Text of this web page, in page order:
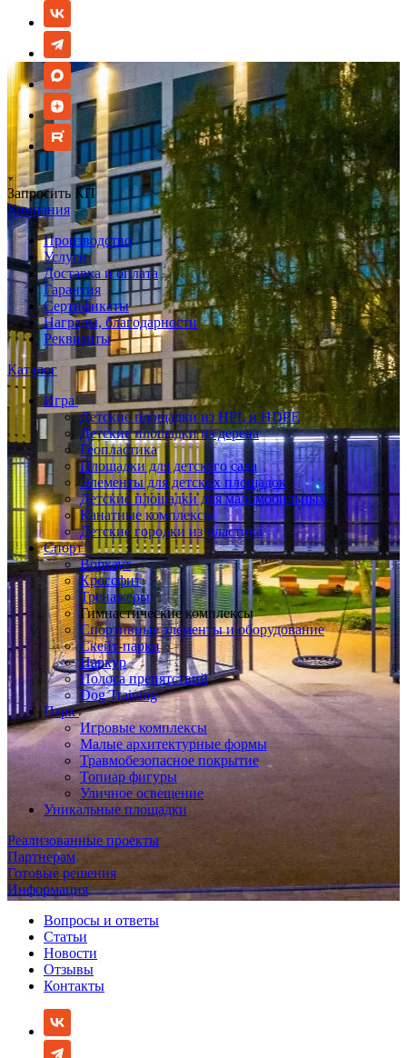
Запросить КП
Компания
Производство
Услуги
Доставка и оплата
Гарантия
Сертификаты
Награды, благодарности
Реквизиты
Каталог
Игра
Детские площадки из HPL и HDPE
Детские площадки из дерева
Геопластика
Площадки для детского сада
Элементы для детских площадок
Детские площадки для маломобильных
Канатные комплексы
Детские городки из пластика
Спорт
Воркаут
Кроссфит
Тренажеры
Гимнастические комплексы
Спортивные элементы и оборудование
Скейт-парки
Паркур
Полоса препятствий
Dog Training
Парк
Игровые комплексы
Малые архитектурные формы
Травмобезопасное покрытие
Топиар фигуры
Уличное освещение
Уникальные площадки
Реализованные проекты
Партнерам
Готовые решения
Информация
Вопросы и ответы
Статьи
Новости
Отзывы
Контакты